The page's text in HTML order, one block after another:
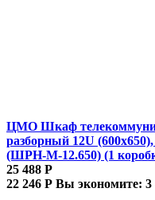
ЦМО Шкаф
разборный 12U
(ШРН-М-12.650) (1
25 488 Р
22 246 Р Вы экономите: 3